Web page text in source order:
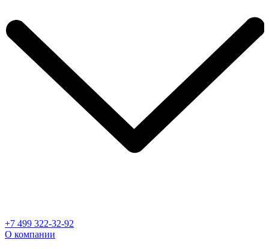
+7 499 322-32-92
О компании